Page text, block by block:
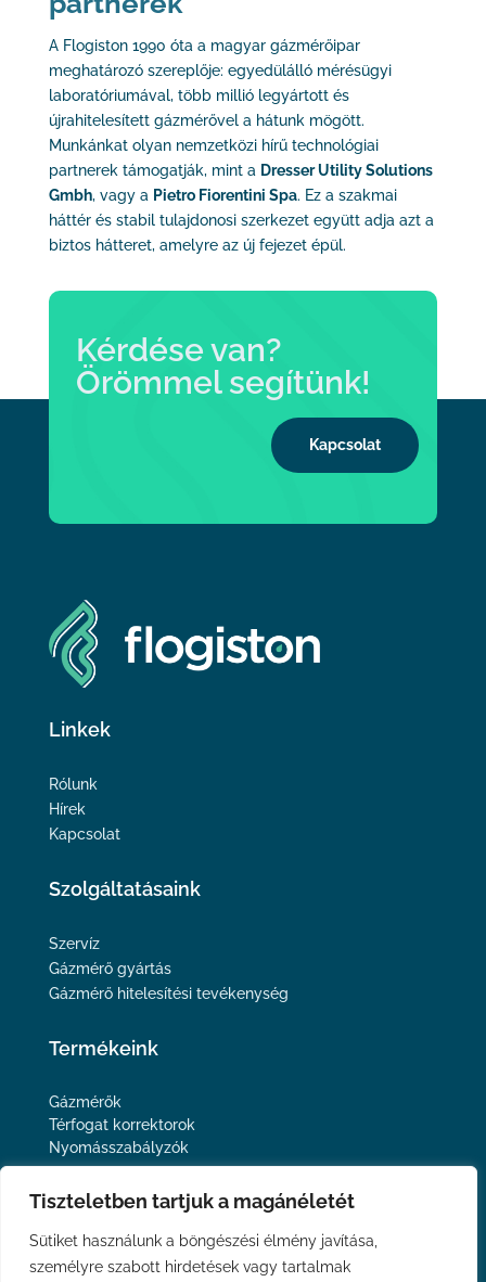
Tiszteletben tartjuk a magánéletét
Sütiket használunk a böngészési élmény javítása,
személyre szabott hirdetések vagy tartalmak
A Flogiston 1990 óta a magyar gázmérőipar
meghatározó szereplője: egyedülálló mérésügyi
laboratóriumával, több millió legyártott és
újrahitelesített gázmérővel a hátunk mögött.
Munkánkat olyan nemzetközi hírű technológiai
partnerek támogatják, mint a Dresser Utility Solutions
Gmbh, vagy a Pietro Fiorentini Spa. Ez a szakmai
háttér és stabil tulajdonosi szerkezet együtt adja azt a
biztos hátteret, amelyre az új fejezet épül.
Kérdése van?
Örömmel segítünk!
Kapcsolat
Linkek
Rólunk
Hírek
Kapcsolat
Szolgáltatásaink
Szervíz
Gázmérő gyártás
Gázmérő hitelesítési tevékenység
Termékeink
Gázmérők
Térfogat korrektorok
Nyomásszabályzók
Kövessen minket